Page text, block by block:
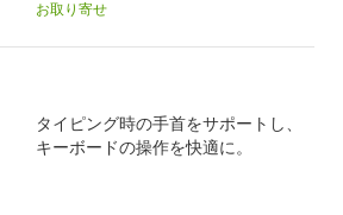
お取り寄せ
タイピング時の手首をサポートし、
キーボードの操作を快適に。